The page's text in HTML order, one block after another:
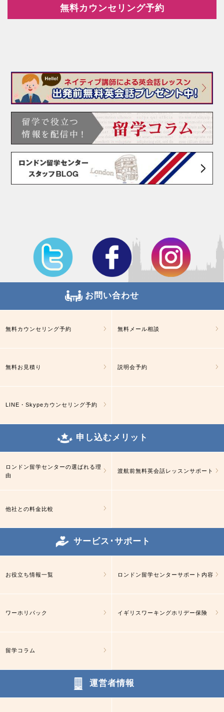
無料カウンセリング予約
お問い合わせ
無料カウンセリング予約 無料メール相談
無料お見積り 説明会予約
LINE・Skypeカウンセリング予約
申し込むメリット
ロンドン留学センターの選ばれる理
由
渡航前無料英会話レッスンサポート
他社との料金比較
サービス･サポート
お役立ち情報一覧 ロンドン留学センターサポート内容
ワーホリパック イギリスワーキングホリデー保険
留学コラム
運営者情報